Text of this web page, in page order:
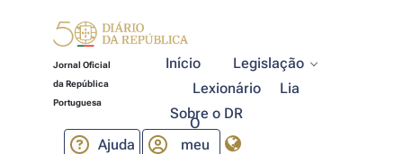
Jornal Oficial
da República
Portuguesa
Início
Legislação
Lexionário
Lia
Sobre o DR
Ajuda
O
meu